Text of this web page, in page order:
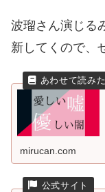
波瑠さん演じる
新してくので、
mirucan.com